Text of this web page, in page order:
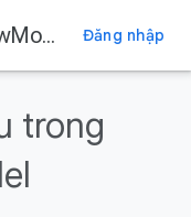
Lưu trữ dữ liệu trong ViewModel Đăng nhập
trong